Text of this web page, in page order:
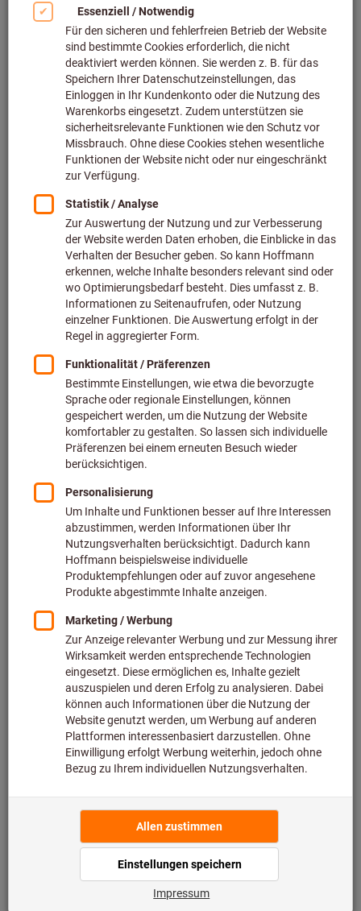
Schleiföle (2)
Webinar: Kühlmittel richtig einsetzen –
praktische Tipps
Erfahren Sie, wann Kühlmittel sinnvoll ist,
wann besser verzichtet wird, und wie Sie
Mischungsverhältnis, Pflege und
Überwachung ideal handhaben.
Filtern & Sortieren
Produkte
Bestseller
Hochleistungs-Schneidöl
mineralölfrei UV 80
jokisch®
Art.-Nr.: 084205
Lieferbar
inkl. MwSt. zzgl. Versandkosten
Netto
Zu den Varianten
Hochleistungs-Schneidpaste,
chlorfrei
jokisch®
Art.-Nr.: 084160
Lieferbar
2 Varianten
inkl. MwSt.zzgl. Versandkosten
Zu den Varianten